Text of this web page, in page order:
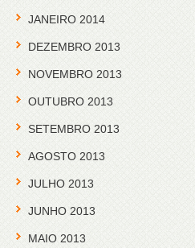
JANEIRO 2014
DEZEMBRO 2013
NOVEMBRO 2013
OUTUBRO 2013
SETEMBRO 2013
AGOSTO 2013
JULHO 2013
JUNHO 2013
MAIO 2013